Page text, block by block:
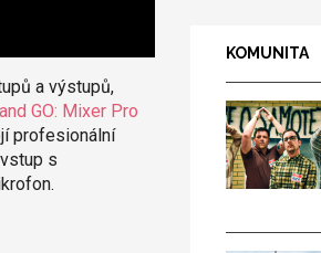
a výstupů,
GO: Mixer Pro
profesionální
s
KOMUNITA